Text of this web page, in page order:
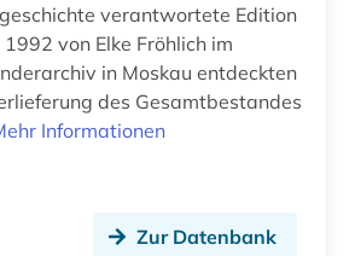
verantwortete Edition
von Elke Fröhlich im
in Moskau entdeckten
des Gesamtbestandes
Informationen
Zur Datenbank